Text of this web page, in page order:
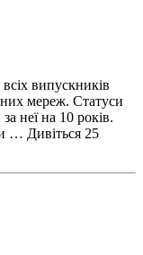
випускників
мереж. Статуси
неї на 10 років.
… Дивіться 25